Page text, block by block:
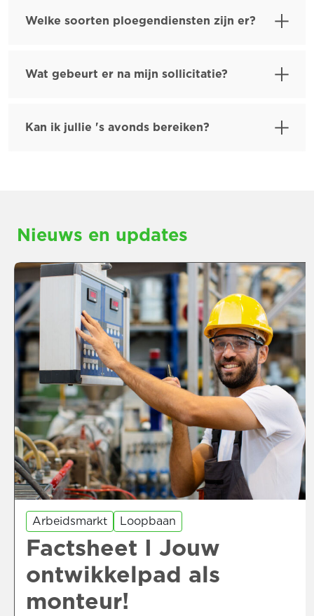
Welke soorten ploegendiensten zijn er?
Wat gebeurt er na mijn sollicitatie?
Kan ik jullie 's avonds bereiken?
Nieuws en updates
Arbeidsmarkt Loopbaan
Factsheet I Jouw
ontwikkelpad als
monteur!